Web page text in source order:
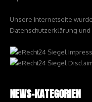
Unsere Internetseite
Datenschutzerklärung
NEWS-KATEGORIEN